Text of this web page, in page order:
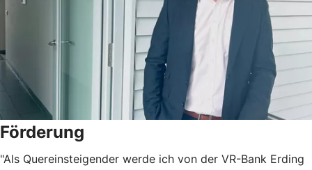
Förderung
"Als Quereinsteigender werde ich von der VR-Bank Erding